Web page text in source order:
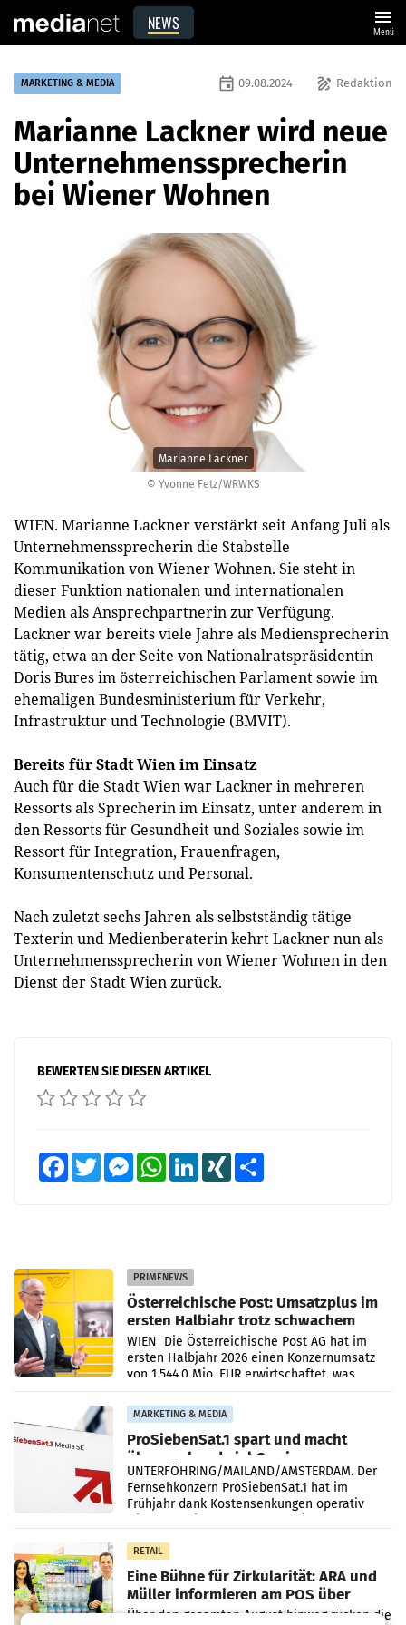
NEWS menu
Menü
© Yvonne Fetz/WRWKS
Marianne Lackner
MARKETING & MEDIA draw Redaktion
event 09.08.2024
Marianne Lackner wird neue
Unternehmenssprecherin
bei Wiener Wohnen
WIEN. Marianne Lackner verstärkt seit Anfang Juli als
Unternehmenssprecherin die Stabstelle
Kommunikation von Wiener Wohnen. Sie steht in
dieser Funktion nationalen und internationalen
Medien als Ansprechpartnerin zur Verfügung.
Lackner war bereits viele Jahre als Mediensprecherin
tätig, etwa an der Seite von Nationalratspräsidentin
Doris Bures im österreichischen Parlament sowie im
ehemaligen Bundesministerium für Verkehr,
Infrastruktur und Technologie (BMVIT).
Bereits für Stadt Wien im Einsatz
Auch für die Stadt Wien war Lackner in mehreren
Ressorts als Sprecherin im Einsatz, unter anderem in
den Ressorts für Gesundheit und Soziales sowie im
Ressort für Integration, Frauenfragen,
Konsumentenschutz und Personal.
Nach zuletzt sechs Jahren als selbstständig tätige
Texterin und Medienberaterin kehrt Lackner nun als
Unternehmenssprecherin von Wiener Wohnen in den
Dienst der Stadt Wien zurück.
BEWERTEN SIE DIESEN ARTIKEL
FacebookTwitter MessengerWhatsAppLinkedInXING
PRIMENEWS
Österreichische Post: Umsatzplus im
ersten Halbjahr trotz schwachem
Briefgeschäft
WIEN Die Österreichische Post AG hat im
ersten Halbjahr 2026 einen Konzernumsatz
von 1.544,0 Mio. EUR erwirtschaftet, was
einem Plus von 3,8 Prozent gegenüber dem
Vergleichszeitraum
MARKETING & MEDIA
ProSiebenSat.1 spart und macht
überraschend viel Gewinn
UNTERFÖHRING/MAILAND/AMSTERDAM. Der
Fernsehkonzern ProSiebenSat.1 hat im
Frühjahr dank Kostensenkungen operativ
RETAIL
Eine Bühne für Zirkularität: ARA und
Müller informieren am POS über
Kreislauffähigkeit
Über den gesamten August hinweg rücken die